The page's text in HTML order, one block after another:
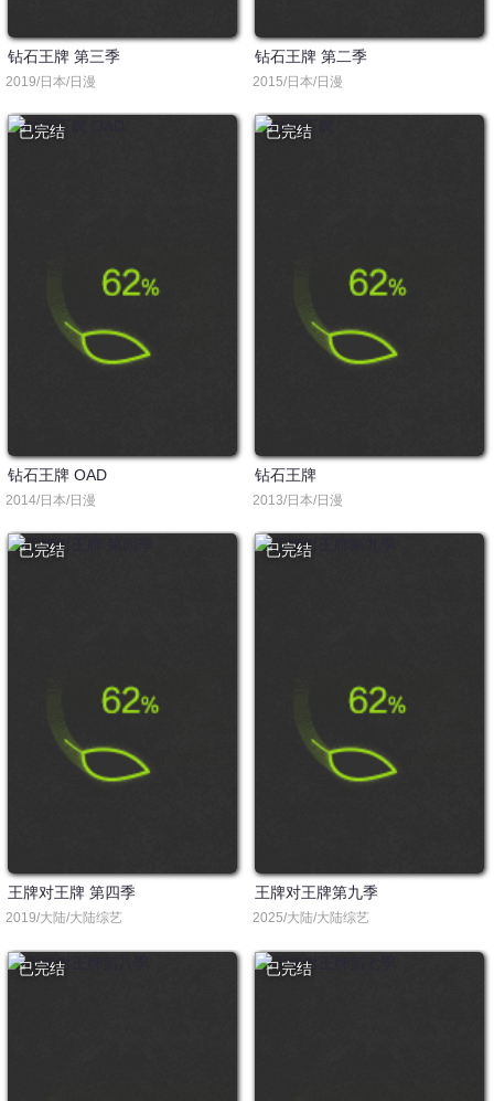
钻石王牌 第三季
2019/日本/日漫
钻石王牌 第二季
2015/日本/日漫
已完结
钻石王牌 OAD
2014/日本/日漫
已完结
钻石王牌
2013/日本/日漫
已完结
王牌对王牌 第四季
2019/大陆/大陆综艺
已完结
王牌对王牌第九季
2025/大陆/大陆综艺
已完结 已完结